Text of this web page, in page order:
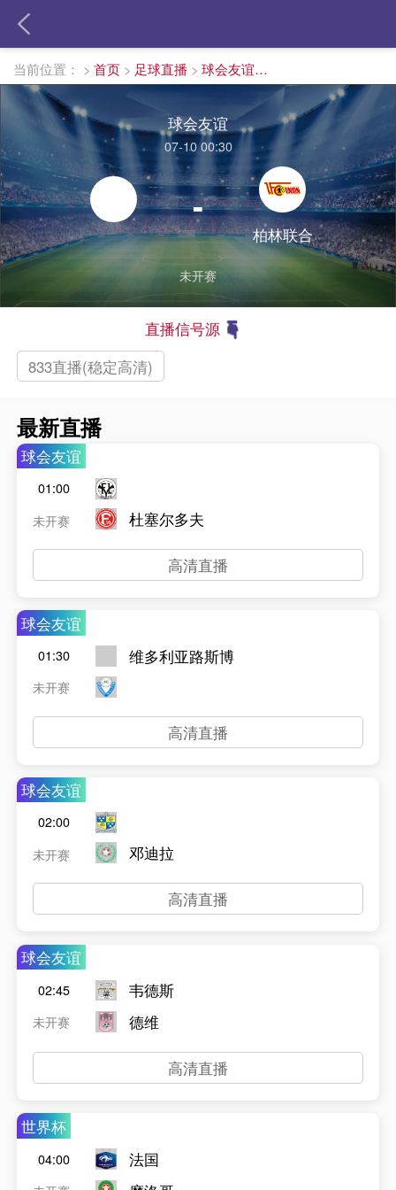
当前位置： > 首页 > 足球直播 > 球会友谊直播
球会友谊
07-10 00:30
-
柏林联合
未开赛
直播信号源
833直播(稳定高清)
最新直播
球会友谊
01:00
未开赛
杜塞尔多夫
高清直播
球会友谊
01:30
未开赛
维多利亚路斯博
高清直播
球会友谊
02:00
未开赛
邓迪拉
高清直播
球会友谊
02:45
未开赛
韦德斯
德维
高清直播
世界杯
04:00
法国